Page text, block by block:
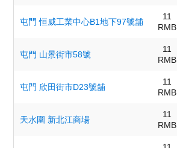
屯門 恒威工業中心B1地下97號舖
11
RMB
屯門 山景街市58號
11
RMB
屯門 欣田街市D23號舖
11
RMB
天水圍 新北江商場
11
RMB